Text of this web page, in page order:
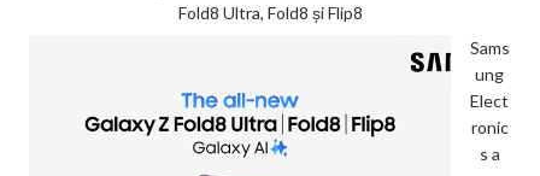
Fold8 Ultra, Fold8 și Flip8
Sams
ung
Elect
ronic
s a